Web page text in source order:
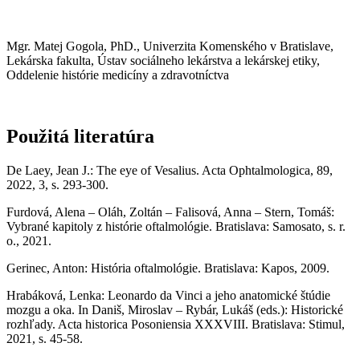
Mgr. Matej Gogola, PhD., Univerzita Komenského v Bratislave,
Lekárska fakulta, Ústav sociálneho lekárstva a lekárskej etiky,
Oddelenie histórie medicíny a zdravotníctva
Použitá literatúra
De Laey, Jean J.: The eye of Vesalius. Acta Ophtalmologica, 89,
2022, 3, s. 293-300.
Furdová, Alena – Oláh, Zoltán – Falisová, Anna – Stern, Tomáš:
Vybrané kapitoly z histórie oftalmológie. Bratislava: Samosato, s. r.
o., 2021.
Gerinec, Anton: História oftalmológie. Bratislava: Kapos, 2009.
Hrabáková, Lenka: Leonardo da Vinci a jeho anatomické štúdie
mozgu a oka. In Daniš, Miroslav – Rybár, Lukáš (eds.): Historické
rozhľady. Acta historica Posoniensia XXXVIII. Bratislava: Stimul,
2021, s. 45-58.